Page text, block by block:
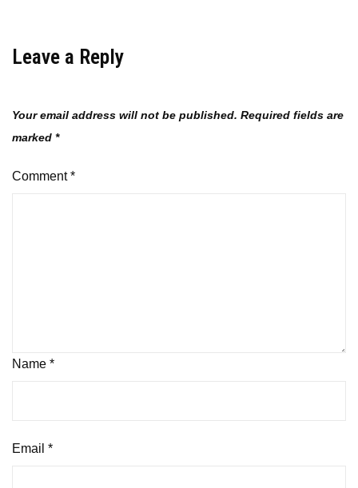
Leave a Reply
Your email address will not be published. Required fields are
marked *
Comment*
Name *
Email *